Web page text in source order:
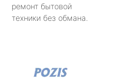
ремонт бытовой
техники без обмана.